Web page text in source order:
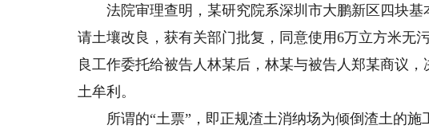
法院审理查明，某研究院系深圳市大鹏新区四块基
请土壤改良，获有关部门批复，同意使用6万立方米无
良工作委托给被告人林某后，林某与被告人郑某商议
土牟利。
所谓的“土票”，即正规渣土消纳场为倾倒渣土的施